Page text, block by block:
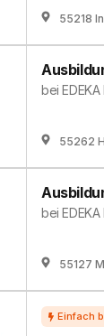
55218
bei
55262
bei
55127